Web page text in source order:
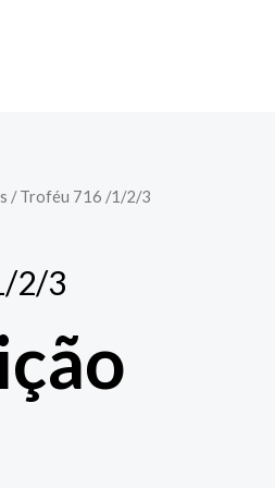
/ Troféu 716 /1/2/3
2/3